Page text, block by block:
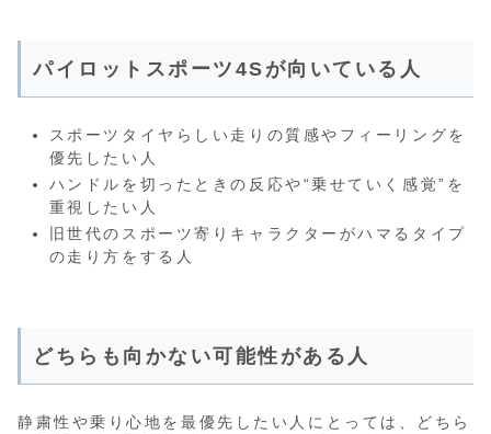
パイロットスポーツ4Sが向いている人
スポーツタイヤらしい走りの質感やフィーリングを
優先したい人
ハンドルを切ったときの反応や“乗せていく感覚”を
重視したい人
旧世代のスポーツ寄りキャラクターがハマるタイプ
の走り方をする人
どちらも向かない可能性がある人
静粛性や乗り心地を最優先したい人にとっては、どちら